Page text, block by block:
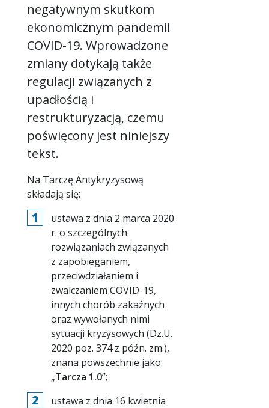
negatywnym skutkom
ekonomicznym pandemii
COVID-19. Wprowadzone
zmiany dotykają także
regulacji związanych z
upadłością i
restrukturyzacją, czemu
poświęcony jest niniejszy
tekst.
Na Tarczę Antykryzysową
składają się:
ustawa z dnia 2 marca 2020
r. o szczególnych
rozwiązaniach związanych
z zapobieganiem,
przeciwdziałaniem i
zwalczaniem COVID-19,
innych chorób zakaźnych
oraz wywołanych nimi
sytuacji kryzysowych (Dz.U.
2020 poz. 374 z późn. zm.),
znana powszechnie jako:
„Tarcza 1.0”;
ustawa z dnia 16 kwietnia